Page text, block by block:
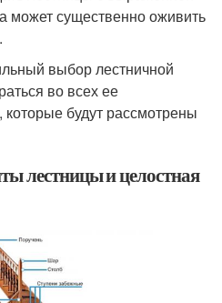
может существенно оживить
выбор лестничной
во всех ее
будут рассмотрены
лестницы и целостная